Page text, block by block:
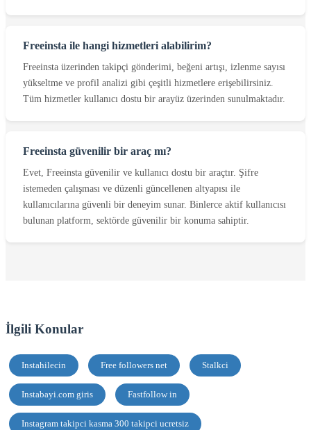
Freeinsta ile hangi hizmetleri alabilirim?
Freeinsta üzerinden takipçi gönderimi, beğeni artışı, izlenme sayısı
yükseltme ve profil analizi gibi çeşitli hizmetlere erişebilirsiniz.
Tüm hizmetler kullanıcı dostu bir arayüz üzerinden sunulmaktadır.
Freeinsta güvenilir bir araç mı?
Evet, Freeinsta güvenilir ve kullanıcı dostu bir araçtır. Şifre
istemeden çalışması ve düzenli güncellenen altyapısı ile
kullanıcılarına güvenli bir deneyim sunar. Binlerce aktif kullanıcısı
bulunan platform, sektörde güvenilir bir konuma sahiptir.
İlgili Konular
Instahilecin Free followers net Stalkci
Instabayi.com giris Fastfollow in
Instagram takipci kasma 300 takipci ucretsiz